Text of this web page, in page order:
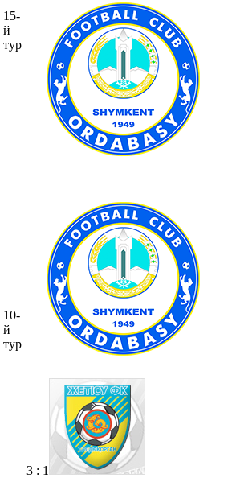
15-
й
тур
10-
й
тур
3 : 1